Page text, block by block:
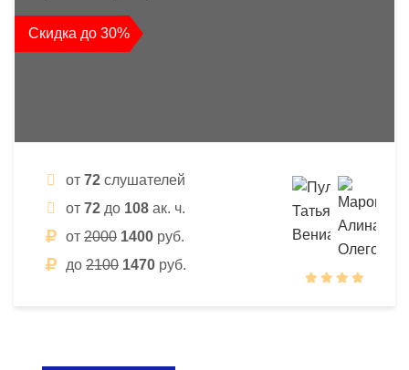
Скидка до 30%
от 72 слушателей
от 72 до 108 ак. ч.
от 2000 1400 руб.
до 2100 1470 руб.